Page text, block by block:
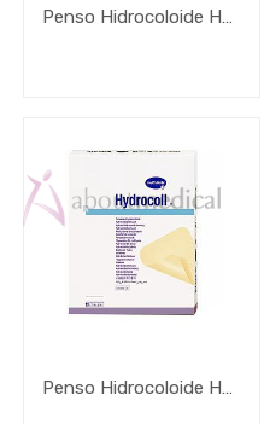
Penso Hidrocoloide Hydrocoll Standard Sacral E Concave
Penso Hidrocoloide Hydrocoll Classic